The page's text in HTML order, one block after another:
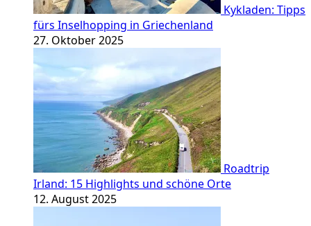
Kykladen: Tipps
fürs Inselhopping in Griechenland
27. Oktober 2025
Roadtrip
Irland: 15 Highlights und schöne Orte
12. August 2025